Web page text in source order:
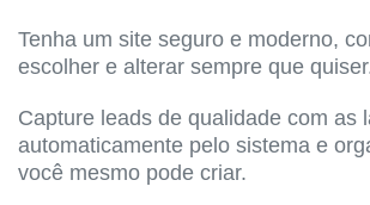
Tenha um site seguro e moderno,
escolher e alterar sempre que
Capture leads de qualidade com as
automaticamente pelo sistema e
você mesmo pode criar.